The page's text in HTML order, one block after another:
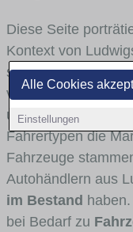
Alle Cookies
Einstellungen
Diese Seite
Kontext von
skizzieren, in
vertreten ist,
und
Fahrertypen die
Fahrzeuge
Autohändlern aus
im Bestand
bei Bedarf zu